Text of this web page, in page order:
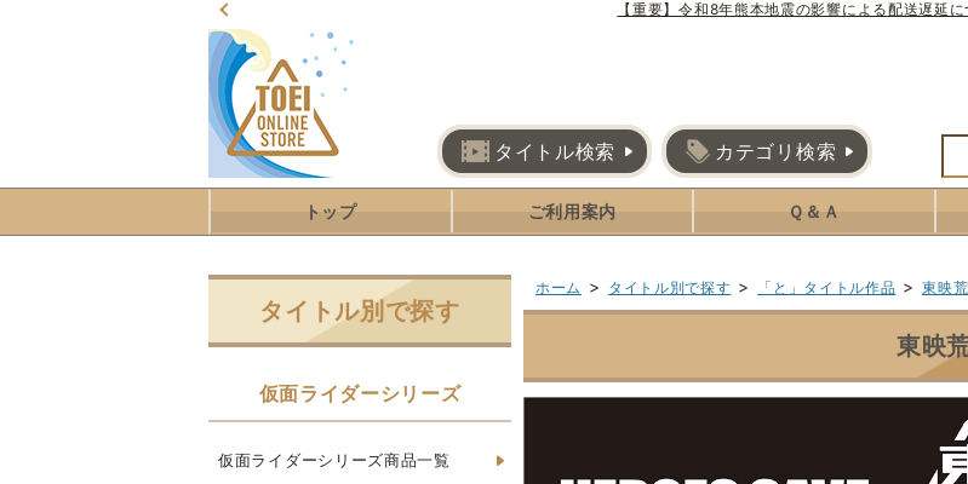
【重要】令和8年熊本地震の影響による配送遅延に
タイトル検索 カテゴリ検索
トップ ご利用案内 Ｑ＆Ａ
ホーム > タイトル別で探す > 「と」タイトル作品 > 東映
東映
タイトル別で探す
仮面ライダーシリーズ
仮面ライダーシリーズ商品一覧